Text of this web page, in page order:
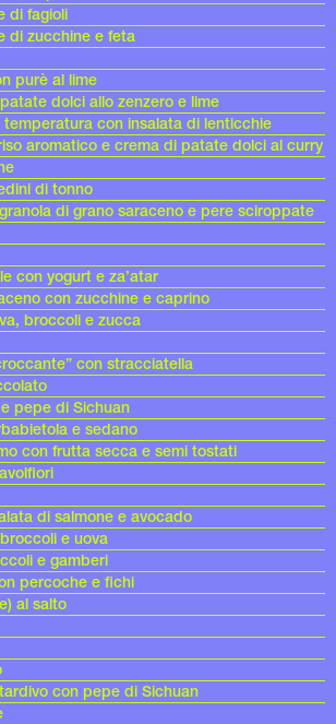
di fagioli
di zucchine e feta
purè al lime
dolci allo zenzero e lime
con insalata di lenticchie
aromatico e crema di patate dolci al curry
di tonno
di grano saraceno e pere sciroppate
con yogurt e za’atar
con zucchine e caprino
broccoli e zucca
con stracciatella
pepe di Sichuan
e sedano
con frutta secca e semi tostati
di salmone e avocado
e uova
e gamberi
percoche e fichi
al salto
con pepe di Sichuan